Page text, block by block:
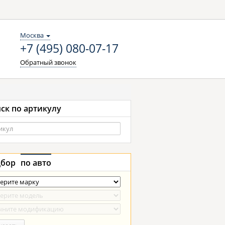
Москва
+7 (495) 080-07-17
Обратный звонок
по артикулу
по авто